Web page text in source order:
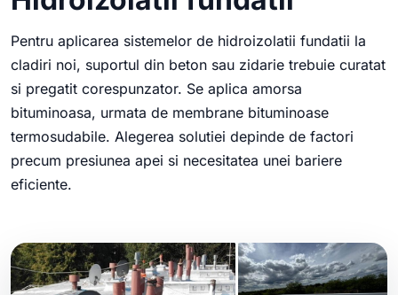
Pentru aplicarea sistemelor de hidroizolatii fundatii la
cladiri noi, suportul din beton sau zidarie trebuie curatat
si pregatit corespunzator. Se aplica amorsa
bituminoasa, urmata de membrane bituminoase
termosudabile. Alegerea solutiei depinde de factori
precum presiunea apei si necesitatea unei bariere
eficiente.